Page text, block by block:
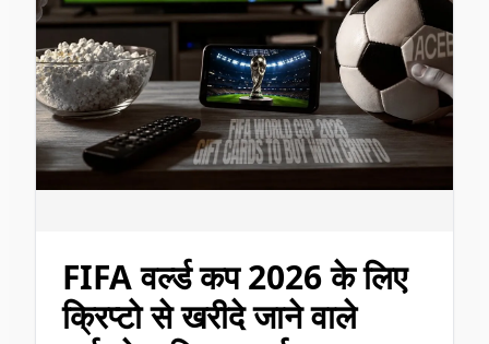
FIFA वर्ल्ड कप 2026 के लिए
क्रिप्टो से खरीदे जाने वाले